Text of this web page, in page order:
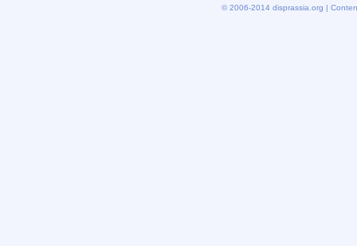
© 2006-2014 disprassia.org |